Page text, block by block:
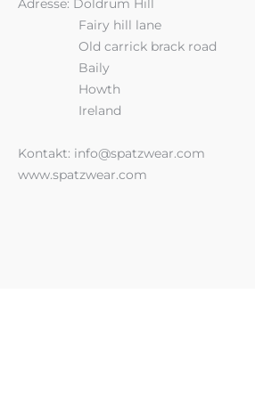
Fairy hill lane
Old carrick brack road
Baily
Howth
Ireland
Kontakt: info@spatzwear.com
www.spatzwear.com